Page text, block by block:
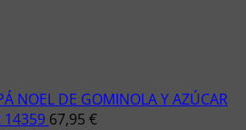
NOEL DE GOMINOLA Y AZÚCAR
14359 67,95 €